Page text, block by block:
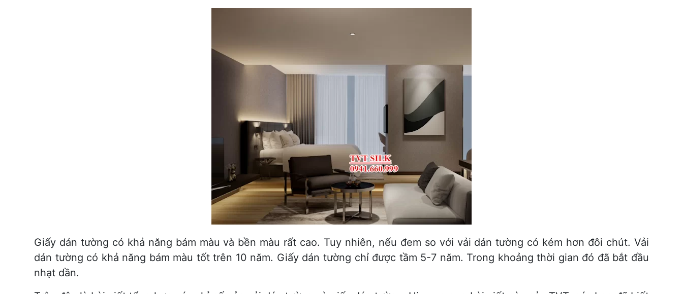
Giấy dán tường có khả năng bám màu và bền màu rất cao. Tuy nhiên, nếu đem so với vải dán tường có kém hơn đôi chút. Vải
dán tường có khả năng bám màu tốt trên 10 năm. Giấy dán tường chỉ được tầm 5-7 năm. Trong khoảng thời gian đó đã bắt đầu
nhạt dần.